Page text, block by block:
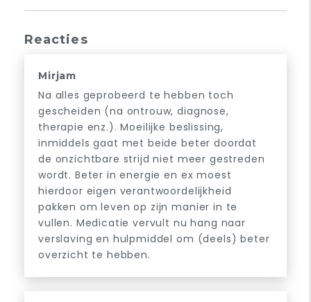
Reacties
Mirjam
Na alles geprobeerd te hebben toch
gescheiden (na ontrouw, diagnose,
therapie enz.). Moeilijke beslissing,
inmiddels gaat met beide beter doordat
de onzichtbare strijd niet meer gestreden
wordt. Beter in energie en ex moest
hierdoor eigen verantwoordelijkheid
pakken om leven op zijn manier in te
vullen. Medicatie vervult nu hang naar
verslaving en hulpmiddel om (deels) beter
overzicht te hebben.